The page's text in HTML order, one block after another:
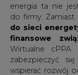
energia ta nie
do firmy. Zamiast
do sieci
finansowe
Wirtualne
zabezpieczyć
wspierać rozwój